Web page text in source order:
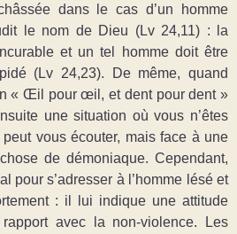
dans le cas d’un homme
le nom de Dieu (Lv 24,11) : la
et un tel homme doit être
(Lv 24,23). De même, quand
« Œil pour œil, et dent pour dent »
une situation où vous n’êtes
vous écouter, mais face à une
de démoniaque. Cependant,
pour s’adresser à l’homme lésé et
: il lui indique une attitude
avec la non-violence. Les